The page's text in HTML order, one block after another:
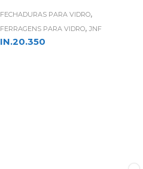
FECHADURAS PARA VIDRO,
FERRAGENS PARA VIDRO, JNF
IN.20.350